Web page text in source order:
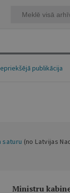
publikācija
saturu (no Latvijas
Ministru